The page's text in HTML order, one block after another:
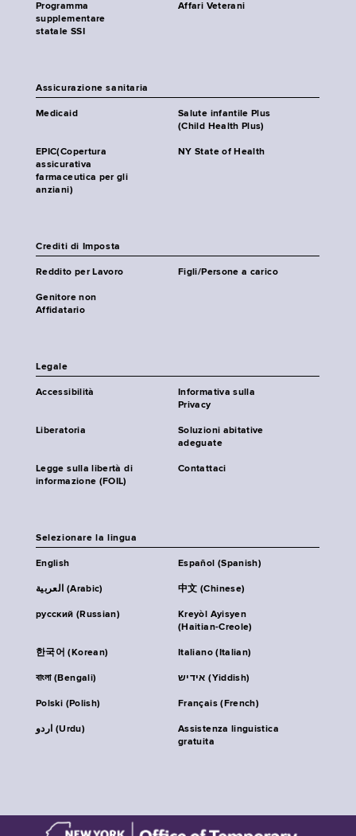
Programma
supplementare
statale SSI
Affari Veterani
Assicurazione sanitaria
Medicaid
Salute infantile Plus
(Child Health Plus)
EPIC(Copertura
assicurativa
farmaceutica per gli
anziani)
NY State of Health
Crediti di Imposta
Reddito per Lavoro Figli/Persone a carico
Genitore non
Affidatario
Legale
Accessibilità
Informativa sulla
Privacy
Liberatoria
Soluzioni abitative
adeguate
Legge sulla libertà di
informazione (FOIL)
Contattaci
Selezionare la lingua
English Español (Spanish)
العربية (Arabic) 中文 (Chinese)
русский (Russian)
Kreyòl Ayisyen
(Haitian-Creole)
한국어 (Korean) Italiano (Italian)
বাংলা (Bengali) אידיש (Yiddish)
Polski (Polish) Français (French)
اردو (Urdu)
Assistenza linguistica
gratuita